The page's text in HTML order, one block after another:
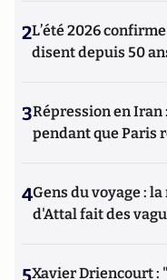
2L’été 2026
disent depuis 50
3Répression en Iran
pendant que Paris
4Gens du voyage :
d'Attal fait des
5Xavier Driencourt :